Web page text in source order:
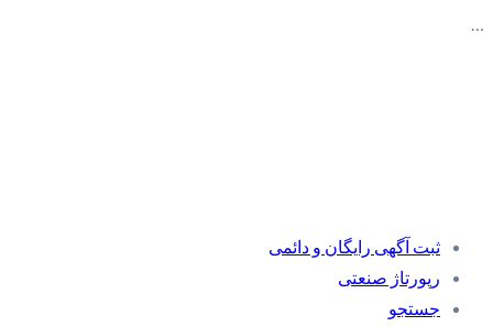
…
ثبت آگهی رایگان و دائمی
رپورتاژ صنعتی
جستجو